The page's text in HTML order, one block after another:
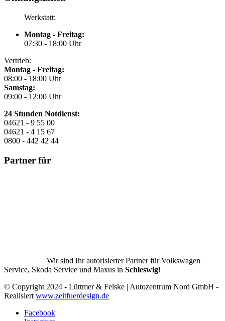
Werkstatt:
Montag - Freitag:
07:30 - 18:00 Uhr
Vertrieb:
Montag - Freitag:
08:00 - 18:00 Uhr
Samstag:
09:00 - 12:00 Uhr
24 Stunden Notdienst:
04621 - 9 55 00
04621 - 4 15 67
0800 - 442 42 44
Partner für
Wir sind Ihr autorisierter Partner für Volkswagen
Service, Skoda Service und Maxus in Schleswig!
© Copyright 2024 - Lüttmer & Felske | Autozentrum Nord GmbH -
Realisiert www.zeitfuerdesign.de
Facebook